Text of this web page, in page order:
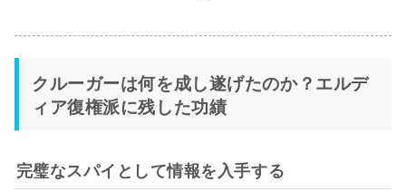
クルーガーは何を成し遂げたのか？エルデ
ィア復権派に残した功績
完璧なスパイとして情報を入手する